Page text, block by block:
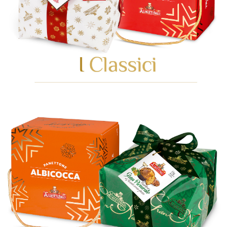
GEHEN SIE ZUR KATEGORIE
GEHEN SIE ZUR KATEGORIE